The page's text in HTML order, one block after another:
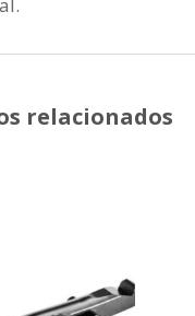
relacionados